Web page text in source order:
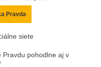
Pravda
siete
Pravdu pohodlne aj v